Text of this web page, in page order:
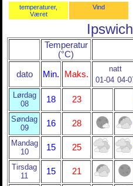
temperaturer,
Været
Vind
Temperatur
(°C)
dato Min. Maks.
natt
01-04 04-
Lørdag
08
18 23
Søndag
09
16 28
Mandag
10
15 25
Tirsdag
11
15 21